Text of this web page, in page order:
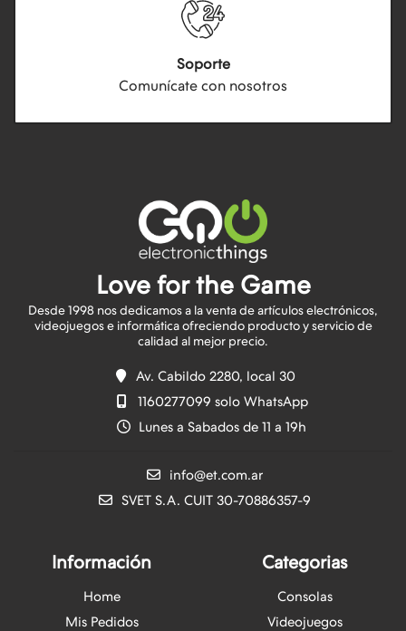
Soporte
Comunícate con nosotros
Love for the Game
Desde 1998 nos dedicamos a la venta de artículos electrónicos,
videojuegos e informática ofreciendo producto y servicio de
Av. Cabildo 2280, local 30
1160277099 solo WhatsApp
Lunes a Sabados de 11 a 19h
info@et.com.ar
SVET S.A. CUIT 30-70886357-9
Información
Home
Mis Pedidos
Categorias
Consolas
Videojuegos